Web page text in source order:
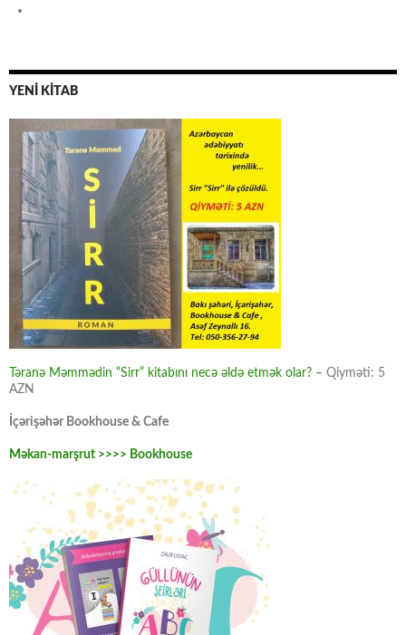
YENİ KİTAB
Təranə Məmmədin “Sirr” kitabını necə əldə etmək olar? – Qiyməti: 5
AZN
İçərişəhər Bookhouse & Cafe
Məkan-marşrut >>>> Bookhouse